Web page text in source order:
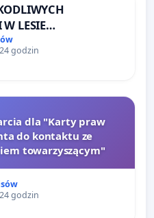
W LESIE
I ARTURÓWKU
godzin
dla "Karty praw
do kontaktu ze
towarzyszącym"
godzin